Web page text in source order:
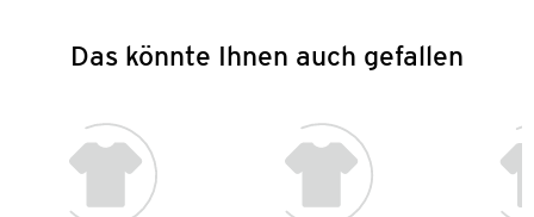
Das könnte Ihnen auch gefallen